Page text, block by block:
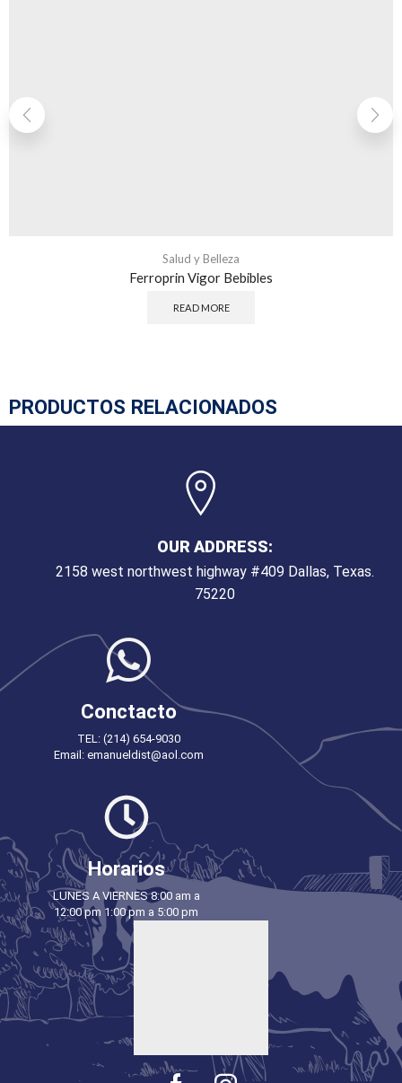
Salud y Belleza
Ferroprin Vigor Bebibles
READ MORE
PRODUCTOS RELACIONADOS
OUR ADDRESS:
2158 west northwest highway #409 Dallas, Texas.
75220
Conctacto
TEL: (214) 654-9030
Email: emanueldist@aol.com
Horarios
LUNES A VIERNES 8:00 am a
12:00 pm 1:00 pm a 5:00 pm